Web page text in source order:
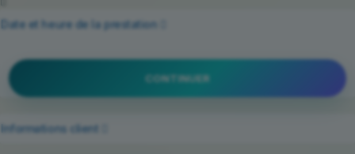
Date et heure de la prestation
CONTINUER
Informations client